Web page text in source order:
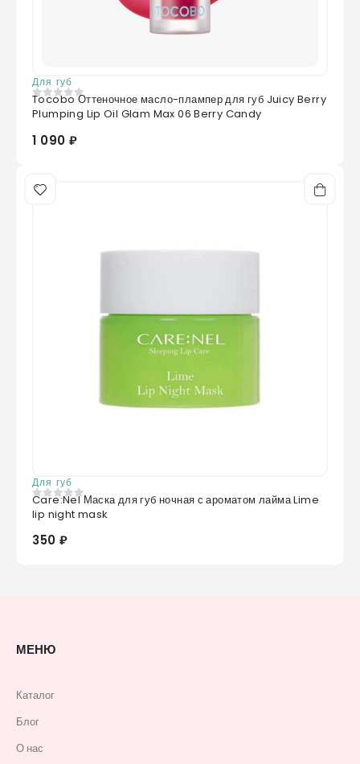
Для губ
0 из 5
Tocobo Оттеночное масло-плампер для губ Juicy Berry
Plumping Lip Oil Glam Max 06 Berry Candy
1 090 ₽
Для губ
0из 5
Care:Nel Маска для губ ночная с ароматом лайма Lime
lip night mask
350 ₽
МЕНЮ
Каталог
Блог
О нас